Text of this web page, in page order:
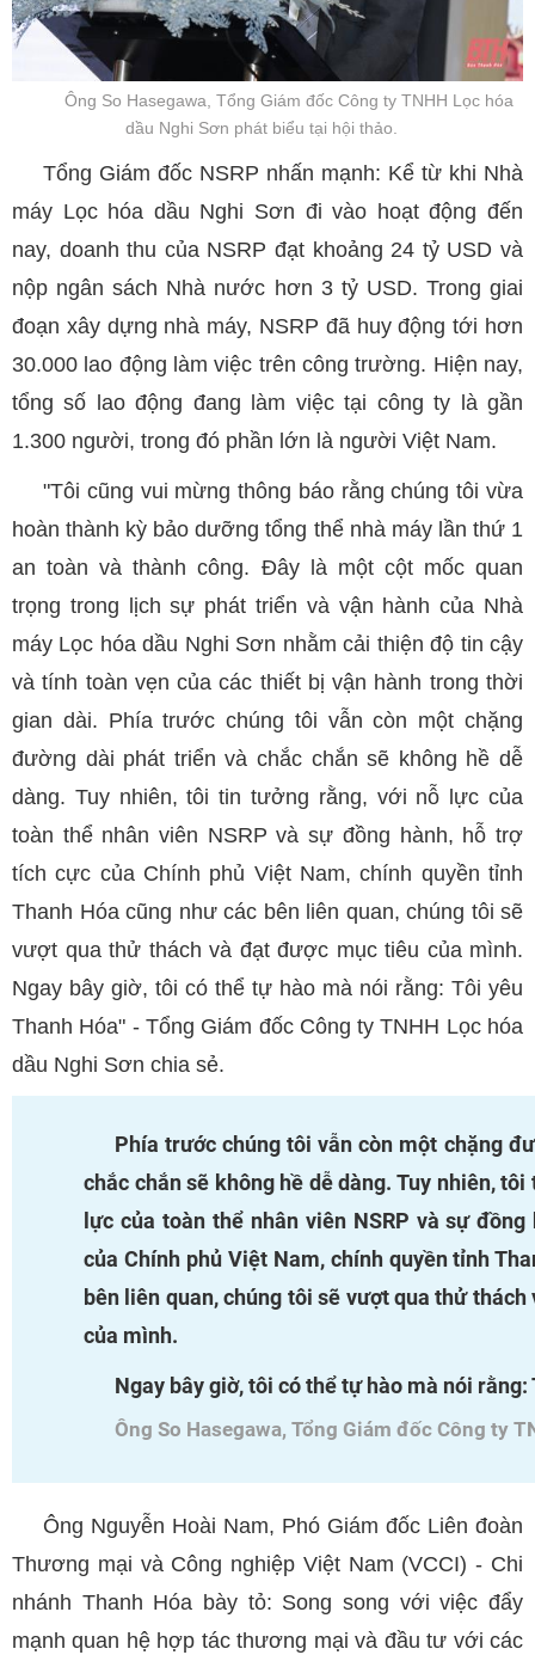
Ông So Hasegawa, Tổng Giám đốc Công ty TNHH Lọc hóa
dầu Nghi Sơn phát biểu tại hội thảo.
Tổng Giám đốc NSRP nhấn mạnh: Kể từ khi Nhà
máy Lọc hóa dầu Nghi Sơn đi vào hoạt động đến
nay, doanh thu của NSRP đạt khoảng 24 tỷ USD và
nộp ngân sách Nhà nước hơn 3 tỷ USD. Trong giai
đoạn xây dựng nhà máy, NSRP đã huy động tới hơn
30.000 lao động làm việc trên công trường. Hiện nay,
tổng số lao động đang làm việc tại công ty là gần
1.300 người, trong đó phần lớn là người Việt Nam.
"Tôi cũng vui mừng thông báo rằng chúng tôi vừa
hoàn thành kỳ bảo dưỡng tổng thể nhà máy lần thứ 1
an toàn và thành công. Đây là một cột mốc quan
trọng trong lịch sự phát triển và vận hành của Nhà
máy Lọc hóa dầu Nghi Sơn nhằm cải thiện độ tin cậy
và tính toàn vẹn của các thiết bị vận hành trong thời
gian dài. Phía trước chúng tôi vẫn còn một chặng
đường dài phát triển và chắc chắn sẽ không hề dễ
dàng. Tuy nhiên, tôi tin tưởng rằng, với nỗ lực của
toàn thể nhân viên NSRP và sự đồng hành, hỗ trợ
tích cực của Chính phủ Việt Nam, chính quyền tỉnh
Thanh Hóa cũng như các bên liên quan, chúng tôi sẽ
vượt qua thử thách và đạt được mục tiêu của mình.
Ngay bây giờ, tôi có thể tự hào mà nói rằng: Tôi yêu
Thanh Hóa" - Tổng Giám đốc Công ty TNHH Lọc hóa
dầu Nghi Sơn chia sẻ.
Phía trước chúng tôi vẫn còn một chặng
chắc chắn sẽ không hề dễ dàng. Tuy nhiên,
lực của toàn thể nhân viên NSRP và sự
của Chính phủ Việt Nam, chính quyền tỉnh
bên liên quan, chúng tôi sẽ vượt qua thử
của mình.
Ngay bây giờ, tôi có thể tự hào mà nói rằng:
Ông So Hasegawa, Tổng Giám đốc Công ty
Ông Nguyễn Hoài Nam, Phó Giám đốc Liên đoàn
Thương mại và Công nghiệp Việt Nam (VCCI) - Chi
nhánh Thanh Hóa bày tỏ: Song song với việc đẩy
mạnh quan hệ hợp tác thương mại và đầu tư với các